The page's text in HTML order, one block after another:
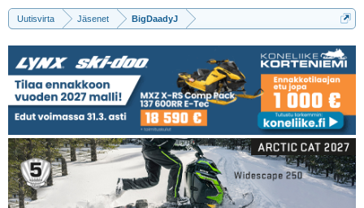
Uutisvirta Jäsenet BigDaadyJ